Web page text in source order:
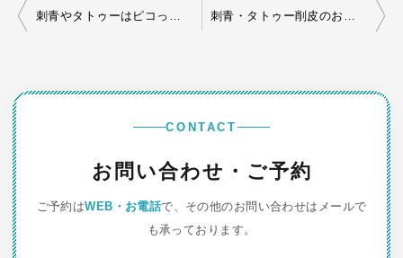
投
ビ
CONTACT
お問い合わせ・ご予約
ご予約はWEB・お電話で、その他のお問い合わせはメールで
も承っております。